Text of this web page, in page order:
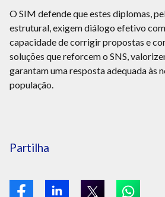
O SIM defende que estes diplomas,
estrutural, exigem diálogo efetivo
capacidade de corrigir propostas e
soluções que reforcem o SNS,
garantam uma resposta adequada às
população.
Partilha